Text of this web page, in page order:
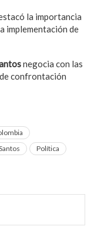
la importancia
implementación de
negocia con las
confrontación
Política